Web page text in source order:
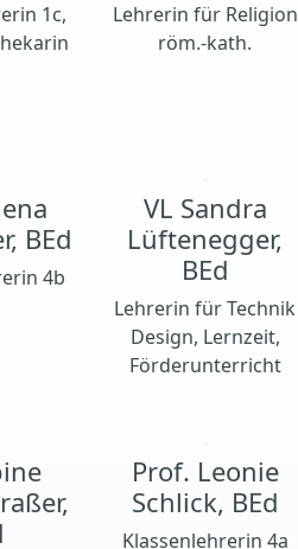
1c,
Lehrerin für Religion
röm.-kath.
BEd
4b
VL Sandra
Lüftenegger,
BEd
Lehrerin für Technik
Design, Lernzeit,
Förderunterricht
Prof. Leonie
Schlick, BEd
Klassenlehrerin 4a